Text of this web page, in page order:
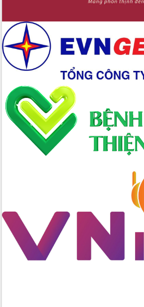
hành cùng nông dân dân, doanh nghiệp
Giai đoạn 2026-2030, Đắk Lắk phấn
đấu có 77% xã đạt chuẩn nông thôn
Chuyển đổi số 'mở đường' cho nông
nghiệp Đắk Lắk tăng trưởng bứt phá
Triển khai đồng bộ đo đạc, lập hồ sơ
địa chính, hoàn thiện cơ sở dữ liệu đất
đai
Ứng dụng sinh trắc học - Bước tiến
trong hành trình chuyển đổi số tại Đắk
Đắk Lắk nâng cao hiệu quả công tác
Tập huấn nâng cao năng lực triển khai
chuyển đổi số cho cán bộ, công chức
cấp xã
Đắk Lắk phát động hưởng ứng Ngày
Quyền của người tiêu dùng Việt Nam